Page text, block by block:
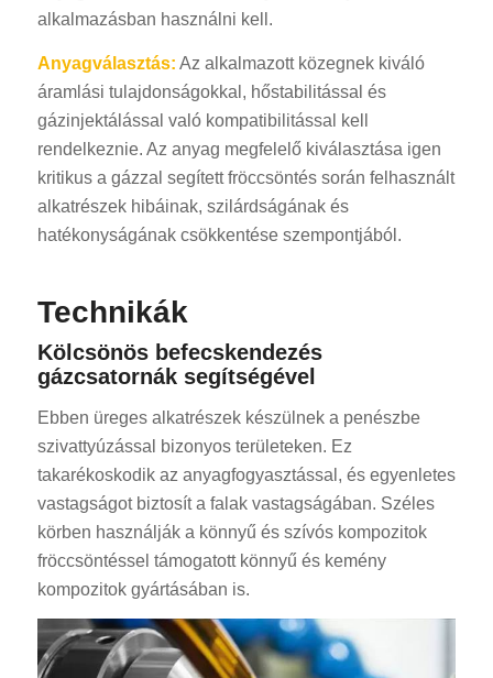
alkalmazásban használni kell.
Anyagválasztás: Az alkalmazott közegnek kiváló
áramlási tulajdonságokkal, hőstabilitással és
gázinjektálással való kompatibilitással kell
rendelkeznie. Az anyag megfelelő kiválasztása igen
kritikus a gázzal segített fröccsöntés során felhasznált
alkatrészek hibáinak, szilárdságának és
hatékonyságának csökkentése szempontjából.
Technikák
Kölcsönös befecskendezés
gázcsatornák segítségével
Ebben üreges alkatrészek készülnek a penészbe
szivattyúzással bizonyos területeken. Ez
takarékoskodik az anyagfogyasztással, és egyenletes
vastagságot biztosít a falak vastagságában. Széles
körben használják a könnyű és szívós kompozitok
fröccsöntéssel támogatott könnyű és kemény
kompozitok gyártásában is.